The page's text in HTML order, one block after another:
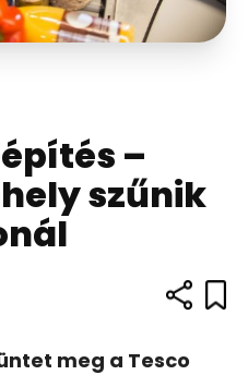
–
szűnik
meg a Tesco